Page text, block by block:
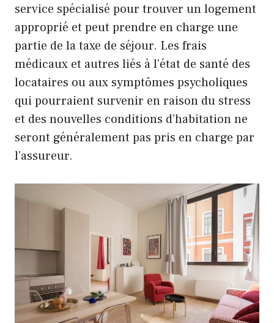
service spécialisé pour trouver un logement
approprié et peut prendre en charge une
partie de la taxe de séjour. Les frais
médicaux et autres liés à l’état de santé des
locataires ou aux symptômes psycholiques
qui pourraient survenir en raison du stress
et des nouvelles conditions d’habitation ne
seront généralement pas pris en charge par
l’assureur.